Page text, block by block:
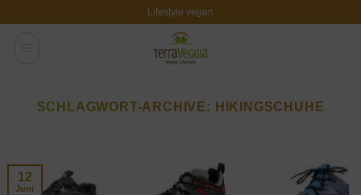
Lifestyle vegan
SCHLAGWORT-ARCHIVE: HIKINGSCHUHE
12
Juni